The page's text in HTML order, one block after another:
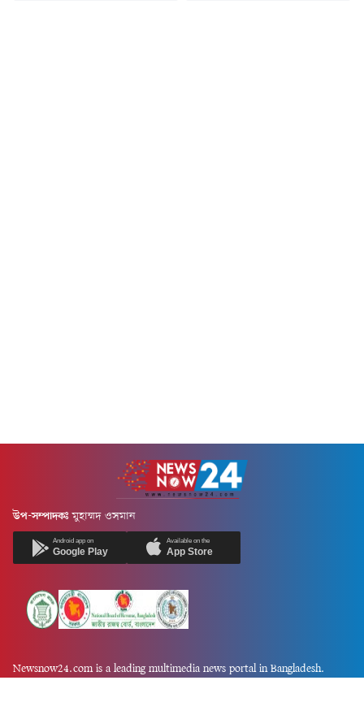
উপ-সম্পাদকঃ মুহাম্মদ ওসমান
Android app on
Google Play
Available on the
App Store
Newsnow24.com is a leading multimedia news portal in Bangladesh.